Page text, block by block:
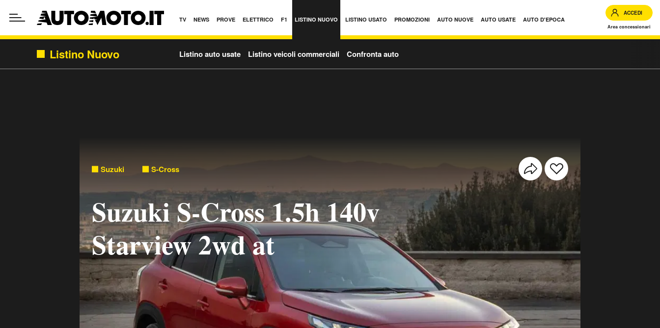
TV NEWS PROVE ELETTRICO F1 LISTINO NUOVO LISTINO USATO PROMOZIONI AUTO NUOVE AUTO USATE AUTO D'EPOCA
ACCEDI
Area concessionari
Listino Nuovo Listino auto usate Listino veicoli commerciali Confronta auto
Suzuki S-Cross
Suzuki S-Cross 1.5h 140v
Starview 2wd at